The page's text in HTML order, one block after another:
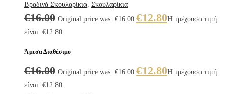
Βραδινά Σκουλαρίκια, Σκουλαρίκια
€16.00 Original price was: €16.00.€12.80Η τρέχουσα τιμή
είναι: €12.80.
Άμεσα Διαθέσιμο
€16.00 Original price was: €16.00.€12.80Η τρέχουσα τιμή
είναι: €12.80.